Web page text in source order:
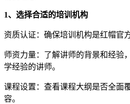
1、选择合适的培训机构
资质认证：确保培训机构是红帽官
师资力量：了解讲师的背景和经验
学经验的讲师。
课程设置：查看课程大纲是否全面
容。